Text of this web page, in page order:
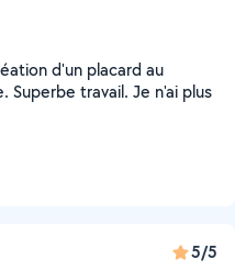
d'un placard au
travail. Je n'ai plus
5/5